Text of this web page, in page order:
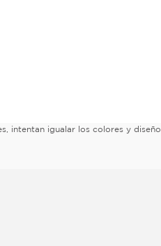
intentan igualar los colores y